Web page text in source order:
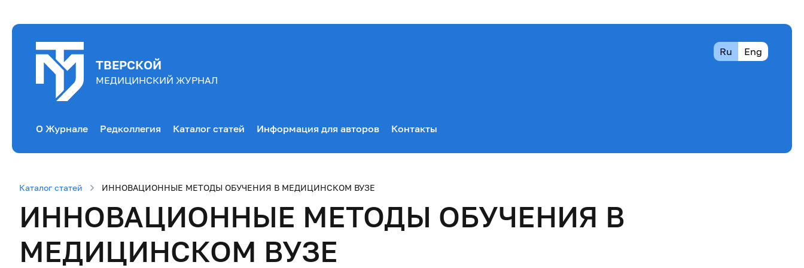
ТВЕРСКОЙ
МЕДИЦИНСКИЙ ЖУРНАЛ
Ru Eng
О Журнале Редколлегия Каталог статей Информация для авторов Контакты
Каталог статей ИННОВАЦИОННЫЕ МЕТОДЫ ОБУЧЕНИЯ В МЕДИЦИНСКОМ ВУЗЕ
ИННОВАЦИОННЫЕ МЕТОДЫ ОБУЧЕНИЯ В
МЕДИЦИНСКОМ ВУЗЕ